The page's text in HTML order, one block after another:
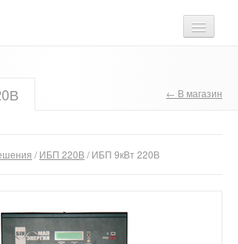
← В магазин
/ИБП 220В/ ИБП 9кВт 220В